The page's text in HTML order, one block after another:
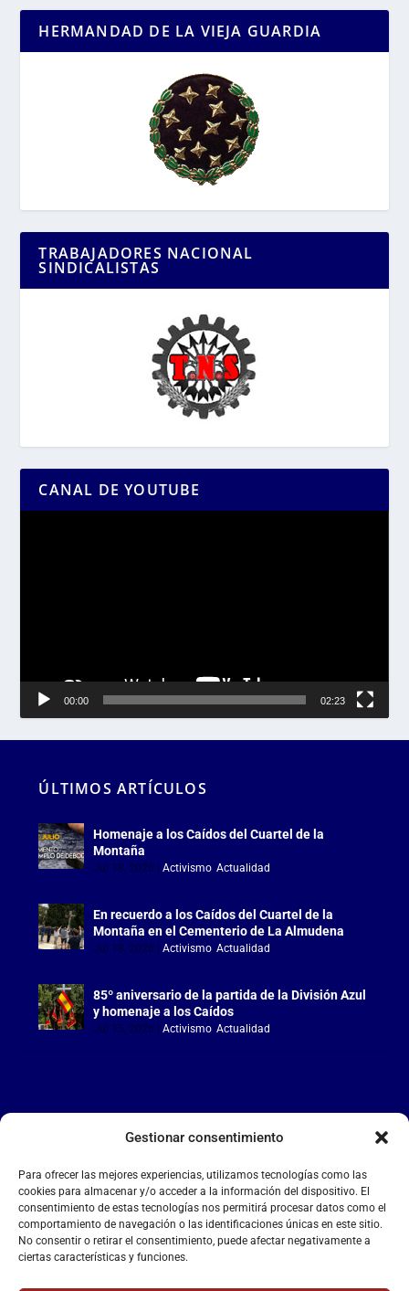
Gestionar consentimiento
Para ofrecer las mejores experiencias, utilizamos tecnologías como las
cookies para almacenar y/o acceder a la información del dispositivo. El
consentimiento de estas tecnologías nos permitirá procesar datos como el
comportamiento de navegación o las identificaciones únicas en este sitio.
No consentir o retirar el consentimiento, puede afectar negativamente a
ciertas características y funciones.
HERMANDAD DE LA VIEJA GUARDIA
TRABAJADORES NACIONAL
SINDICALISTAS
CANAL DE YOUTUBE
00:00 02:23
ÚLTIMOS ARTÍCULOS
Homenaje a los Caídos del Cuartel de la
Montaña
Jul 18, 2026 |Activismo ,Actualidad
En recuerdo a los Caídos del Cuartel de la
Montaña en el Cementerio de La Almudena
Jul 18, 2026 |Activismo ,Actualidad
85º aniversario de la partida de la División Azul
y homenaje a los Caídos
Jul 15, 2026 |Activismo ,Actualidad
LA FALANGE
Reproductor
de
vídeo